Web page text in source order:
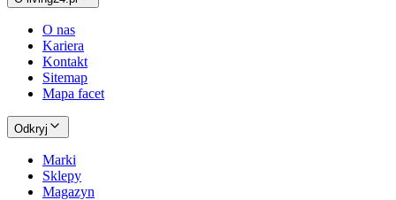
O nas
Kariera
Kontakt
Sitemap
Mapa facet
Odkryj
Marki
Sklepy
Magazyn